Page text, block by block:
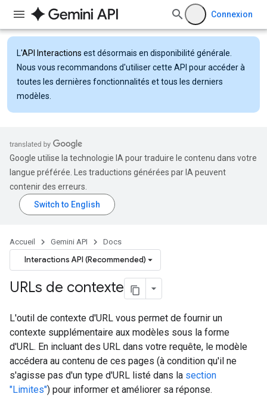
Connexion
L'API Interactions est désormais en disponibilité générale.
Nous vous recommandons d'utiliser cette API pour accéder à
toutes les dernières fonctionnalités et tous les derniers
modèles.
Google utilise la technologie IA pour traduire le contenu dans votre
langue préférée. Les traductions générées par IA peuvent
contenir des erreurs.
Accueil Gemini API Docs
Interactions API (Recommended)
URLs de contexte
L'outil de contexte d'URL vous permet de fournir un
contexte supplémentaire aux modèles sous la forme
d'URL. En incluant des URL dans votre requête, le modèle
accédera au contenu de ces pages (à condition qu'il ne
s'agisse pas d'un type d'URL listé dans la section
"Limites") pour informer et améliorer sa réponse.